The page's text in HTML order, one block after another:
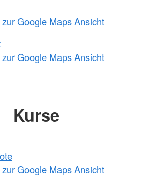
Google Maps Ansicht
Google Maps Ansicht
Kurse
Google Maps Ansicht